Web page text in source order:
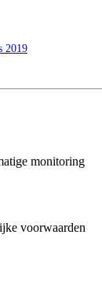
2019
monitoring
voorwaarden